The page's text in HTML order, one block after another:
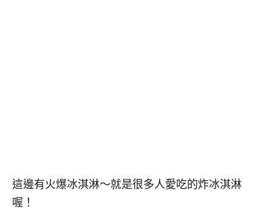
這邊有火爆冰淇淋～就是很多人愛吃的炸冰淇淋
喔！